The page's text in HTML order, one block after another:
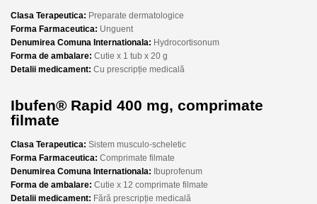
Clasa Terapeutica: Preparate dermatologice
Forma Farmaceutica: Unguent
Denumirea Comuna Internationala: Hydrocortisonum
Forma de ambalare: Cutie x 1 tub x 20 g
Detalii medicament: Cu prescripție medicală
Ibufen® Rapid 400 mg, comprimate
filmate
Clasa Terapeutica: Sistem musculo-scheletic
Forma Farmaceutica: Comprimate filmate
Denumirea Comuna Internationala: Ibuprofenum
Forma de ambalare: Cutie x 12 comprimate filmate
Detalii medicament: Fără prescripție medicală